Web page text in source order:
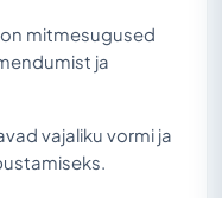
mitmesugused
ja
vajaliku vormi ja